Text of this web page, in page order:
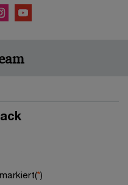
*)